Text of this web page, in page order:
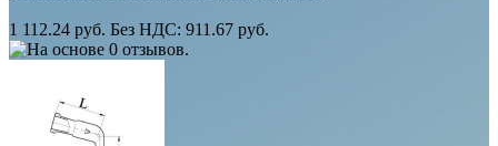
1 112.24 руб. Без НДС: 911.67 руб.